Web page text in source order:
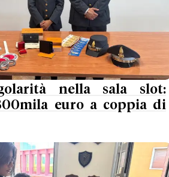
nella sala slot:
euro a coppia di